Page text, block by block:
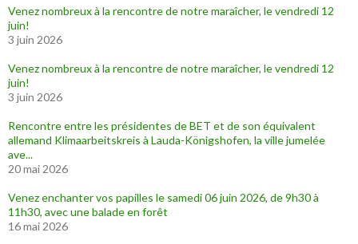
v
e
l
e
e
n
t
r
)
Venez nombreux à la rencontre de notre maraîcher, le vendredi 12
juin!
3 juin 2026
Venez nombreux à la rencontre de notre maraîcher, le vendredi 12
juin!
3 juin 2026
Rencontre entre les présidentes de BET et de son équivalent
allemand Klimaarbeitskreis à Lauda-Königshofen, la ville jumelée
ave...
20 mai 2026
Venez enchanter vos papilles le samedi 06 juin 2026, de 9h30 à
11h30, avec une balade en forêt
16 mai 2026